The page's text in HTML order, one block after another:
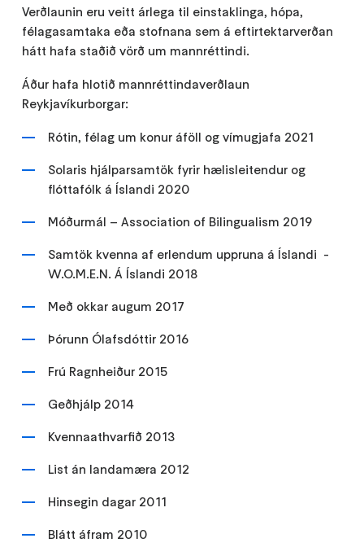
Verðlaunin eru veitt árlega til einstaklinga, hópa,
félagasamtaka eða stofnana sem á eftirtektarverðan
hátt hafa staðið vörð um mannréttindi.
Áður hafa hlotið mannréttindaverðlaun
Reykjavíkurborgar:
Rótin, félag um konur áföll og vímugjafa 2021
Solaris hjálparsamtök fyrir hælisleitendur og
flóttafólk á Íslandi 2020
Móðurmál – Association of Bilingualism 2019
Samtök kvenna af erlendum uppruna á Íslandi -
W.O.M.E.N. Á Íslandi 2018
Með okkar augum 2017
Þórunn Ólafsdóttir 2016
Frú Ragnheiður 2015
Geðhjálp 2014
Kvennaathvarfið 2013
List án landamæra 2012
Hinsegin dagar 2011
Blátt áfram 2010